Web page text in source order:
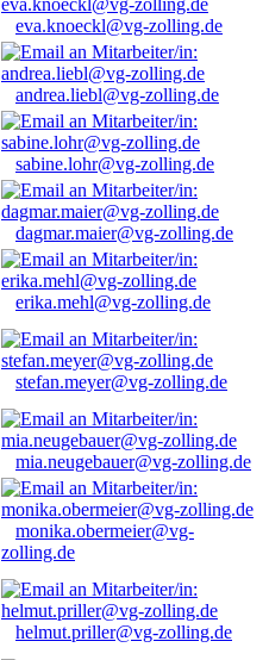
eva.knoeckl@vg-zolling.de
andrea.liebl@vg-zolling.de
sabine.lohr@vg-zolling.de
dagmar.maier@vg-zolling.de
erika.mehl@vg-zolling.de
stefan.meyer@vg-zolling.de
mia.neugebauer@vg-zolling.de
monika.obermeier@vg-
zolling.de
helmut.priller@vg-zolling.de